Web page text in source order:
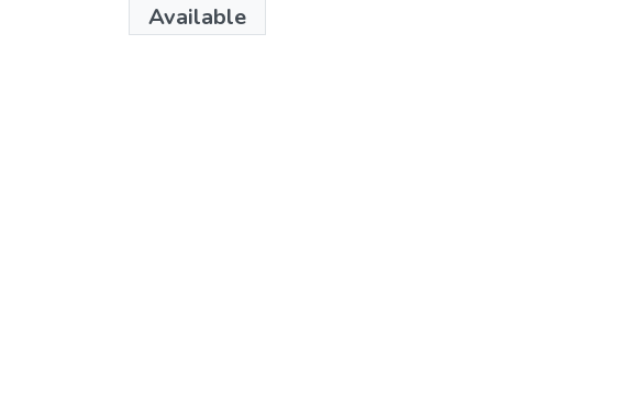
Available